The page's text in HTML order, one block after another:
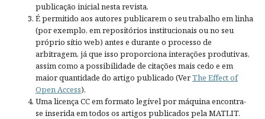
publicação inicial nesta revista.
É permitido aos autores publicarem o seu trabalho em linha
(por exemplo, em repositórios institucionais ou no seu
próprio sítio web) antes e durante o processo de
arbitragem, já que isso proporciona interações produtivas,
assim como a possibilidade de citações mais cedo e em
maior quantidade do artigo publicado (VerThe Effect of
Open Access).
Uma licença CC em formato legível por máquina encontra-
se inserida em todos os artigos publicados pela MATLIT.